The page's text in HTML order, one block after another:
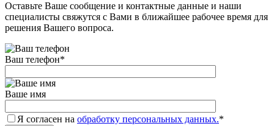
Оставьте Ваше сообщение и контактные данные и наши
специалисты свяжутся с Вами в ближайшее рабочее время для
решения Вашего вопроса.
Ваш телефон*
Ваше имя
Я согласен на обработку персональных данных.*